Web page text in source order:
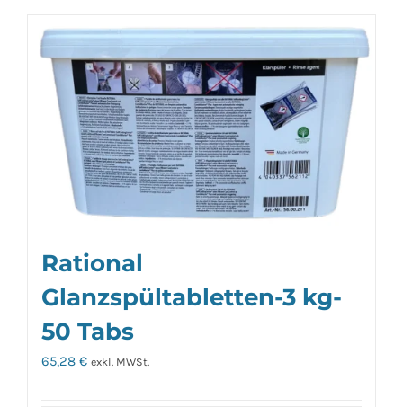
Rational
Glanzspültabletten-3 kg-
50 Tabs
65,28 € exkl. MWSt.